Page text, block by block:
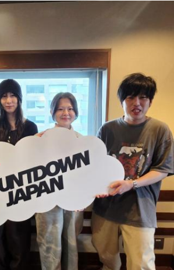
から作り始めました？
て死ね」は、マンガを描くことを題材に
、まずは原作を読みました。それで、0
心のなかで薪をくべて火種を燃やしてい
てめちゃめちゃ燃えていくみたいな。
さずに「自分だけでやっていくぞ！」
がお家で音楽を作っているとき
色がすごく一致している部分があったの
ンディングテーマとして曲を書かせて
結構パーソナルな部分が出た作品にな
面をすごく辿って探っている曲ですよ
「自分自身を分かってみたい」という気
います！ 五期生だけのライブが去年の
at THEATER MILANO-Za」以来だっ
期生LIVE」が始まってから、知らないあ
まっていたというか。
さん遊んだ！」というわけではないん
がすごく深まった気がして。ギュッと
べ物を食べたり、常に笑い合っていた
まりました。
ージ上でも、それがめっちゃ分かっ
すか？
！